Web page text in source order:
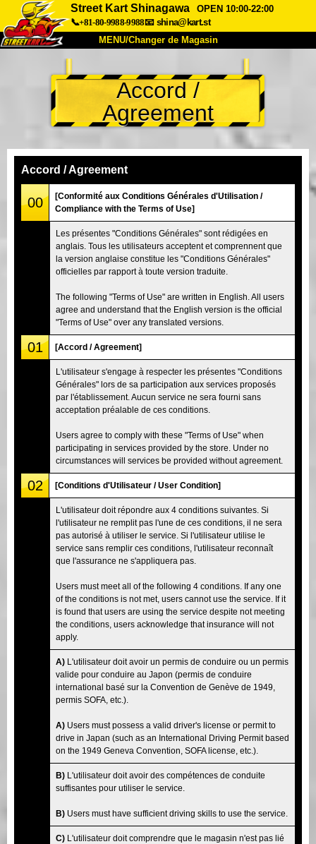
Street Kart Shinagawa
OPEN 10:00-22:00
📞+81-80-9988-9988📧 shina@kart.st
MENU/Changer de Magasin
À Propos Caractéristiques Tarifs
Accès Avis FAQ
Réservation
Changer de Magasin
Tokyo Shinagawa
Tokyo Akihabara#2
Tokyo Shibuya Annexe Baie de Tokyo
Tokyo Asakusa Osaka
Accord /
Agreement
Accord / Agreement
00
[Conformité aux Conditions Générales d'Utilisation /
Compliance with the Terms of Use]
Les présentes "Conditions Générales" sont rédigées en
anglais. Tous les utilisateurs acceptent et comprennent que
la version anglaise constitue les "Conditions Générales"
officielles par rapport à toute version traduite.
The following "Terms of Use" are written in English. All users
agree and understand that the English version is the official
"Terms of Use" over any translated versions.
01 [Accord / Agreement]
L'utilisateur s'engage à respecter les présentes "Conditions
Générales" lors de sa participation aux services proposés
par l'établissement. Aucun service ne sera fourni sans
acceptation préalable de ces conditions.
Users agree to comply with these "Terms of Use" when
participating in services provided by the store. Under no
circumstances will services be provided without agreement.
02 [Conditions d'Utilisateur / User Condition]
L'utilisateur doit répondre aux 4 conditions suivantes. Si
l'utilisateur ne remplit pas l'une de ces conditions, il ne sera
pas autorisé à utiliser le service. Si l'utilisateur utilise le
service sans remplir ces conditions, l'utilisateur reconnaît
que l'assurance ne s'appliquera pas.
Users must meet all of the following 4 conditions. If any one
of the conditions is not met, users cannot use the service. If it
is found that users are using the service despite not meeting
the conditions, users acknowledge that insurance will not
apply.
A) L'utilisateur doit avoir un permis de conduire ou un permis
valide pour conduire au Japon (permis de conduire
international basé sur la Convention de Genève de 1949,
permis SOFA, etc.).
A) Users must possess a valid driver's license or permit to
drive in Japan (such as an International Driving Permit based
on the 1949 Geneva Convention, SOFA license, etc.).
B) L'utilisateur doit avoir des compétences de conduite
suffisantes pour utiliser le service.
B) Users must have sufficient driving skills to use the service.
C) L'utilisateur doit comprendre que le magasin n'est pas lié